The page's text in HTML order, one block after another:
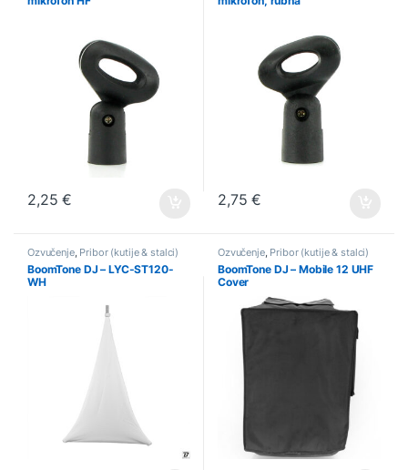
2,25€ 2,75€
Ozvučenje, Pribor (kutije & stalci)
BoomTone DJ – LYC-ST120-
WH
Ozvučenje, Pribor (kutije & stalci)
BoomTone DJ – Mobile 12 UHF
Cover